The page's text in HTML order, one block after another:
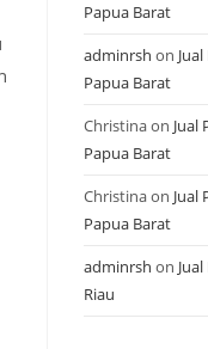
Papua Barat
adminrsh on
Papua Barat
Christinaon Jual
Papua Barat
Christinaon Jual
Papua Barat
adminrsh on
Riau